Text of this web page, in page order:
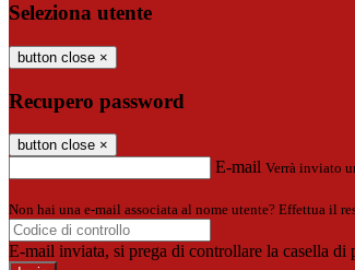
Seleziona utente
button close ×
Recupero password
button close ×
E-mail Verrà inviato
Non hai una e-mail associata al nome utente? Effettua il
E-mail inviata, si prega di controllare la casella di